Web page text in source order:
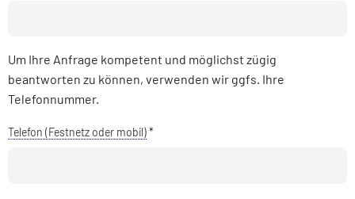
Um Ihre Anfrage kompetent und möglichst zügig
beantworten zu können, verwenden wir ggfs. Ihre
Telefonnummer.
Telefon (Festnetz oder mobil)*